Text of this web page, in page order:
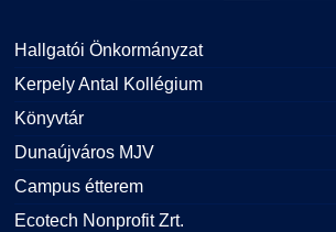
Hallgatói Önkormányzat
Kerpely Antal Kollégium
Könyvtár
Dunaújváros MJV
Campus étterem
Ecotech Nonprofit Zrt.